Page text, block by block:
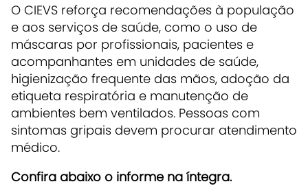
O CIEVS reforça recomendações à população
e aos serviços de saúde, como o uso de
máscaras por profissionais, pacientes e
acompanhantes em unidades de saúde,
higienização frequente das mãos, adoção da
etiqueta respiratória e manutenção de
ambientes bem ventilados. Pessoas com
sintomas gripais devem procurar atendimento
médico.
Confira abaixo o informe na íntegra.